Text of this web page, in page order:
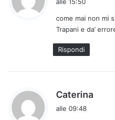
e
t
come mai non mi
Trapani e da’
Rispondi
Caterina
alle 09:48